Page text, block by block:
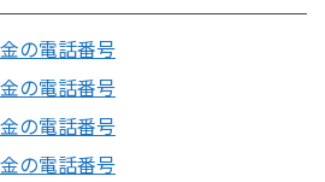
の電話番号
の電話番号
の電話番号
の電話番号